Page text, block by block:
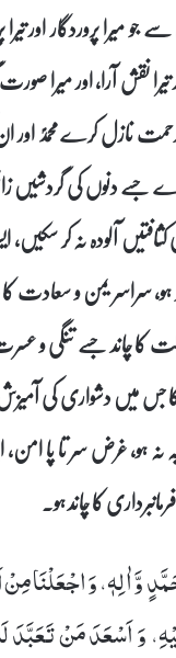
میرا پروردگار اور تیرا
تیرا نقش آرا، اور میرا
نازل کرے محمدؐ اور
جسے دنوں کی گردشیں
کثافتیں آلودہ نہ کر
ہو، سراسر یمن و سعادت
کا چاند جسے تنگی و
میں دشواری کی آمیزش
نہ ہو، غرض سر تا پا
کا چاند ہو۔
وَّ اٰلِهٖ، وَ اجْعَلْنَا
وَ اَسْعَدَ مَنْ تَعَبَّدَ